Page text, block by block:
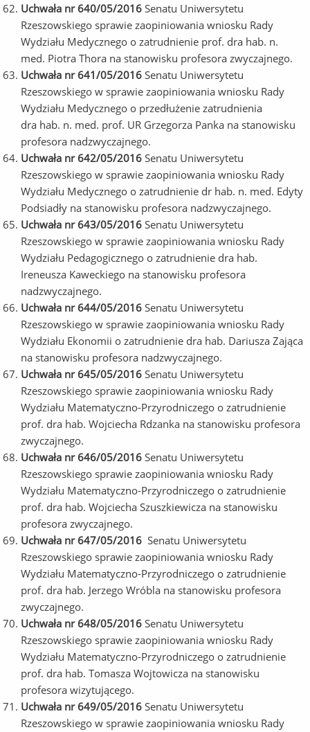
Uchwała nr 640/05/2016 Senatu Uniwersytetu
Rzeszowskiego sprawie zaopiniowania wniosku Rady
Wydziału Medycznego o zatrudnienie prof. dra hab. n.
med. Piotra Thora na stanowisku profesora zwyczajnego.
Uchwała nr 641/05/2016 Senatu Uniwersytetu
Rzeszowskiego w sprawie zaopiniowania wniosku Rady
Wydziału Medycznego o przedłużenie zatrudnienia
dra hab. n. med. prof. UR Grzegorza Panka na stanowisku
profesora nadzwyczajnego.
Uchwała nr 642/05/2016 Senatu Uniwersytetu
Rzeszowskiego w sprawie zaopiniowania wniosku Rady
Wydziału Medycznego o zatrudnienie dr hab. n. med. Edyty
Podsiadły na stanowisku profesora nadzwyczajnego.
Uchwała nr 643/05/2016 Senatu Uniwersytetu
Rzeszowskiego w sprawie zaopiniowania wniosku Rady
Wydziału Pedagogicznego o zatrudnienie dra hab.
Ireneusza Kaweckiego na stanowisku profesora
nadzwyczajnego.
Uchwała nr 644/05/2016 Senatu Uniwersytetu
Rzeszowskiego w sprawie zaopiniowania wniosku Rady
Wydziału Ekonomii o zatrudnienie dra hab. Dariusza Zająca
na stanowisku profesora nadzwyczajnego.
Uchwała nr 645/05/2016 Senatu Uniwersytetu
Rzeszowskiego sprawie zaopiniowania wniosku Rady
Wydziału Matematyczno-Przyrodniczego o zatrudnienie
prof. dra hab. Wojciecha Rdzanka na stanowisku profesora
zwyczajnego.
Uchwała nr 646/05/2016 Senatu Uniwersytetu
Rzeszowskiego sprawie zaopiniowania wniosku Rady
Wydziału Matematyczno-Przyrodniczego o zatrudnienie
prof. dra hab. Wojciecha Szuszkiewicza na stanowisku
profesora zwyczajnego.
Uchwała nr 647/05/2016 Senatu Uniwersytetu
Rzeszowskiego sprawie zaopiniowania wniosku Rady
Wydziału Matematyczno-Przyrodniczego o zatrudnienie
prof. dra hab. Jerzego Wróbla na stanowisku profesora
zwyczajnego.
Uchwała nr 648/05/2016 Senatu Uniwersytetu
Rzeszowskiego sprawie zaopiniowania wniosku Rady
Wydziału Matematyczno-Przyrodniczego o zatrudnienie
prof. dra hab. Tomasza Wojtowicza na stanowisku
profesora wizytującego.
Uchwała nr 649/05/2016 Senatu Uniwersytetu
Rzeszowskiego w sprawie zaopiniowania wniosku Rady